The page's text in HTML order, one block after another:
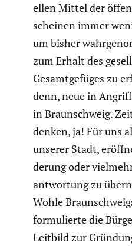
ellen Mittel der
scheinen immer
um bisher
zum Erhalt des
Gesamt­ge­füges zu
denn, neue in
in Braun­schweig.
denken, ja! Für uns
unserer Stadt,
de­rung oder
ant­wor­tung zu
Wohle
formu­lierte die
Leitbild zur